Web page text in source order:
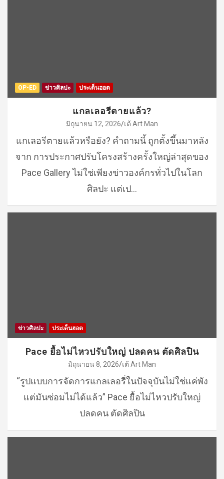
OP-ED ข่าวศิลปะ ประเด็นฮอต
แกลเลอรีตายแล้ว?
มิถุนายน 12, 2026 เต้ Art Man
แกเลอรีตายแล้วหรือยัง? คำถามนี้ ถูกตั้งขึ้นมาหลัง
จาก การประกาศปรับโครงสร้างครั้งใหญ่ล่าสุดของ
Pace Gallery ไม่ใช่เพียงข่าวองค์กรทั่วไปในโลก
ศิลปะ แต่เป…
ข่าวศิลปะ ประเด็นฮอต
Pace ยื้อไม่ไหวปรับใหญ่ ปลดคน ตัดศิลปิน
มิถุนายน 8, 2026 เต้ Art Man
“รูปแบบการจัดการแกลเลอรี่ในปัจจุบันไม่ใช่แค่พัง
แต่มันซ่อมไม่ได้แล้ว” Pace ยื้อไม่ไหวปรับใหญ่
ปลดคน ตัดศิลปิน